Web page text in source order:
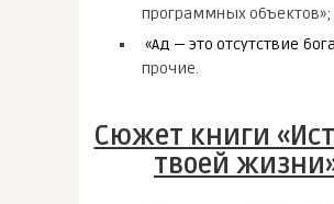
программных объектов»;
«Ад — это отсутствие бога
прочие.
Сюжет книги
твоей